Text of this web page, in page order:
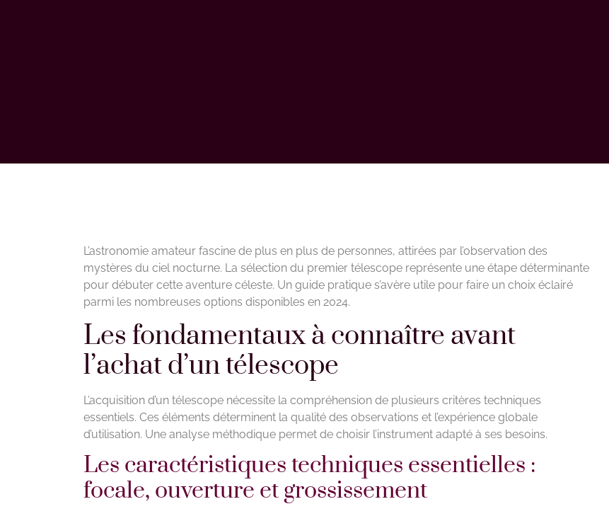
L’astronomie amateur fascine de plus en plus de personnes, attirées par l’observation des
mystères du ciel nocturne. La sélection du premier télescope représente une étape déterminante
pour débuter cette aventure céleste. Un guide pratique s’avère utile pour faire un choix éclairé
parmi les nombreuses options disponibles en 2024.
Les fondamentaux à connaître avant
l’achat d’un télescope
L’acquisition d’un télescope nécessite la compréhension de plusieurs critères techniques
essentiels. Ces éléments déterminent la qualité des observations et l’expérience globale
d’utilisation. Une analyse méthodique permet de choisir l’instrument adapté à ses besoins.
Les caractéristiques techniques essentielles :
focale, ouverture et grossissement